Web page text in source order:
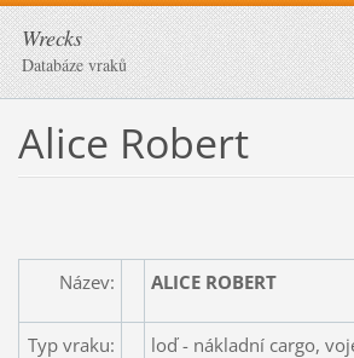
Wrecks
Databáze vraků
Alice Robert
Název: ALICE ROBERT
Typ vraku: loď - nákladní cargo,